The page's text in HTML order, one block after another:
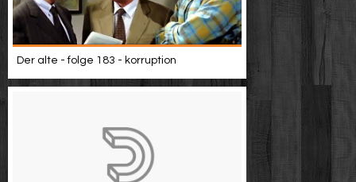
Der alte - folge 183 - korruption